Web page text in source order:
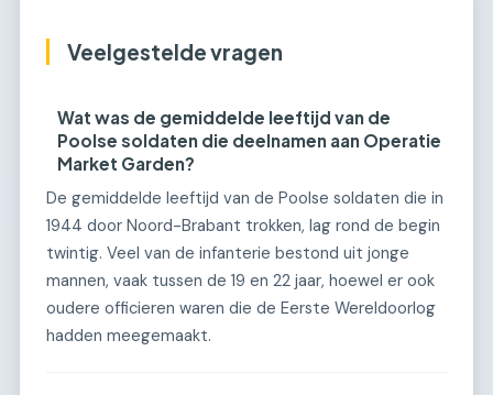
Veelgestelde vragen
Wat was de gemiddelde leeftijd van de
Poolse soldaten die deelnamen aan Operatie
Market Garden?
De gemiddelde leeftijd van de Poolse soldaten die in
1944 door Noord-Brabant trokken, lag rond de begin
twintig. Veel van de infanterie bestond uit jonge
mannen, vaak tussen de 19 en 22 jaar, hoewel er ook
oudere officieren waren die de Eerste Wereldoorlog
hadden meegemaakt.